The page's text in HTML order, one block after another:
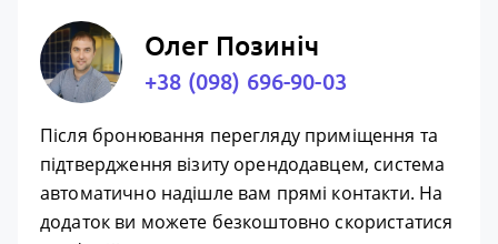
Олег Позиніч
+38 (098) 696-90-03
Після бронювання перегляду приміщення та
підтвердження візиту орендодавцем, система
автоматично надішле вам прямі контакти. На
додаток ви можете безкоштовно скористатися